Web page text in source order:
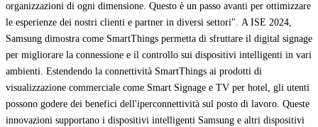
organizzazioni di ogni dimensione. Questo è un passo avanti per ottimizzare
le esperienze dei nostri clienti e partner in diversi settori". A ISE 2024,
Samsung dimostra come SmartThings permetta di sfruttare il digital signage
per migliorare la connessione e il controllo sui dispositivi intelligenti in vari
ambienti. Estendendo la connettività SmartThings ai prodotti di
visualizzazione commerciale come Smart Signage e TV per hotel, gli utenti
possono godere dei benefici dell'iperconnettività sul posto di lavoro. Queste
innovazioni supportano i dispositivi intelligenti Samsung e altri dispositivi